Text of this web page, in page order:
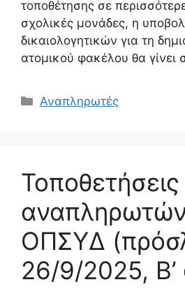
τοποθέτησης σε
σχολικές μονάδες, η
δικαιολογητικών για τη
ατομικού φακέλου θα γίνει
Κατηγορίες
Αναπληρωτές
Τοποθετήσεις
ΟΠΣΥΔ
26/9/2025,